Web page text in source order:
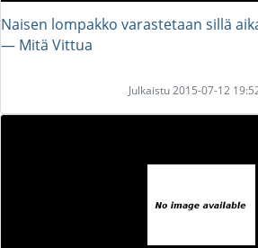
Naisen lompakko varastetaan sillä
― Mitä Vittua
Julkaistu 2015-07-12